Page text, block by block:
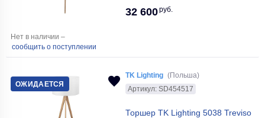
32 600руб.
Нет в наличии –
сообщить о поступлении
ОЖИДАЕТСЯ
TK Lighting (Польша)
Артикул: SD454517
Торшер TK Lighting 5038 Treviso